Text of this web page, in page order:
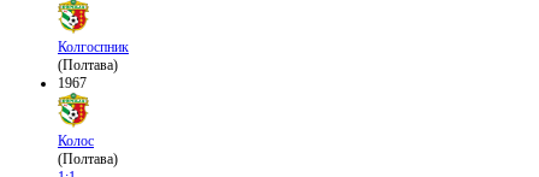
Колгоспник
(Полтава)
1967
Колос
(Полтава)